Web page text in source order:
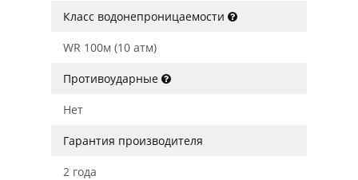
Класс водонепроницаемости
WR 100м (10 атм)
Противоударные
Нет
Гарантия производителя
2 года